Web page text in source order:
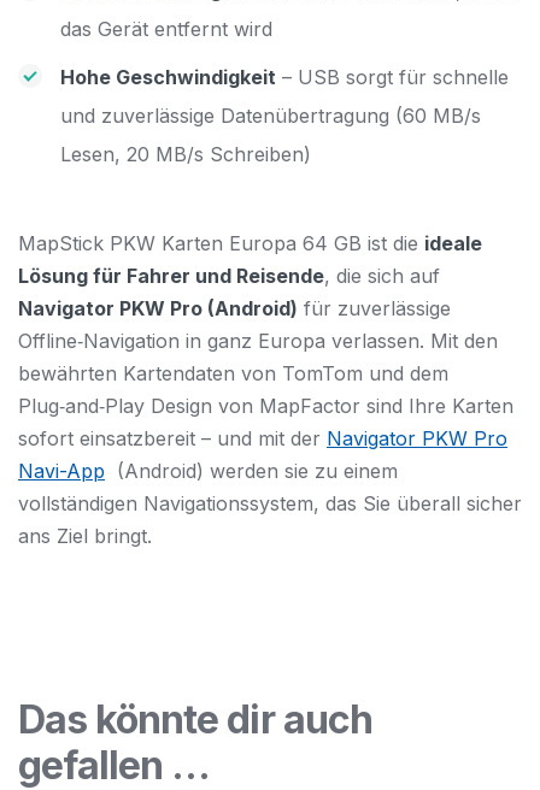
das Gerät entfernt wird
Hohe Geschwindigkeit – USB sorgt für schnelle
und zuverlässige Datenübertragung (60 MB/s
Lesen, 20 MB/s Schreiben)
MapStick PKW Karten Europa 64 GB ist die ideale
Lösung für Fahrer und Reisende, die sich auf
Navigator PKW Pro (Android) für zuverlässige
Offline‑Navigation in ganz Europa verlassen. Mit den
bewährten Kartendaten von TomTom und dem
Plug‑and‑Play Design von MapFactor sind Ihre Karten
sofort einsatzbereit – und mit der Navigator PKW Pro
Navi-App (Android) werden sie zu einem
vollständigen Navigationssystem, das Sie überall sicher
ans Ziel bringt.
Das könnte dir auch
gefallen …